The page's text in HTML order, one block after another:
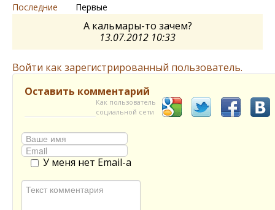
Последние Первые
А кальмары-то зачем?
13.07.2012 10:33
Войти как зарегистрированный пользователь.
Оставить комментарий
Как пользователь
социальной сети
У меня нет Email-а